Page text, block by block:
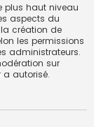
plus haut niveau
aspects du
création de
les permissions
administrateurs.
sur
a autorisé.